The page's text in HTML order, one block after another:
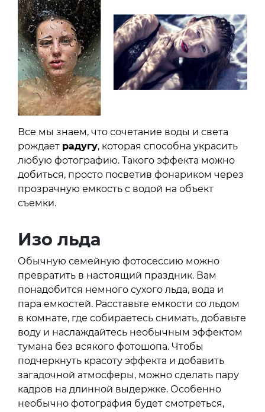
Все мы знаем, что сочетание воды и света
рождает радугу, которая способна украсить
любую фотографию. Такого эффекта можно
добиться, просто посветив фонариком через
прозрачную емкость с водой на объект
съемки.
Изо льда
Обычную семейную фотосессию можно
превратить в настоящий праздник. Вам
понадобится немного сухого льда, вода и
пара емкостей. Расставьте емкости со льдом
в комнате, где собираетесь снимать, добавьте
воду и наслаждайтесь необычным эффектом
тумана без всякого фотошопа. Чтобы
подчеркнуть красоту эффекта и добавить
загадочной атмосферы, можно сделать пару
кадров на длинной выдержке. Особенно
необычно фотография будет смотреться,